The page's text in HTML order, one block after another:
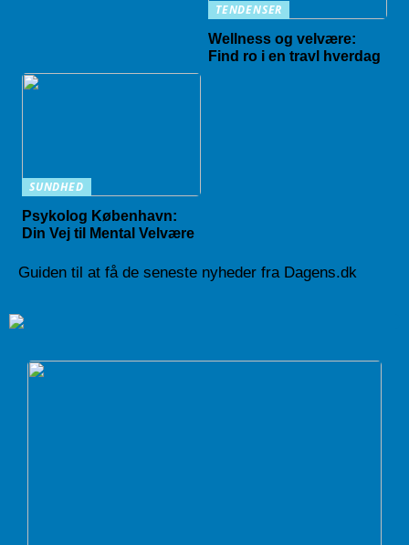
TENDENSER
Wellness og velvære:
Find ro i en travl hverdag
SUNDHED
Psykolog København:
Din Vej til Mental Velvære
Guiden til at få de seneste nyheder fra Dagens.dk